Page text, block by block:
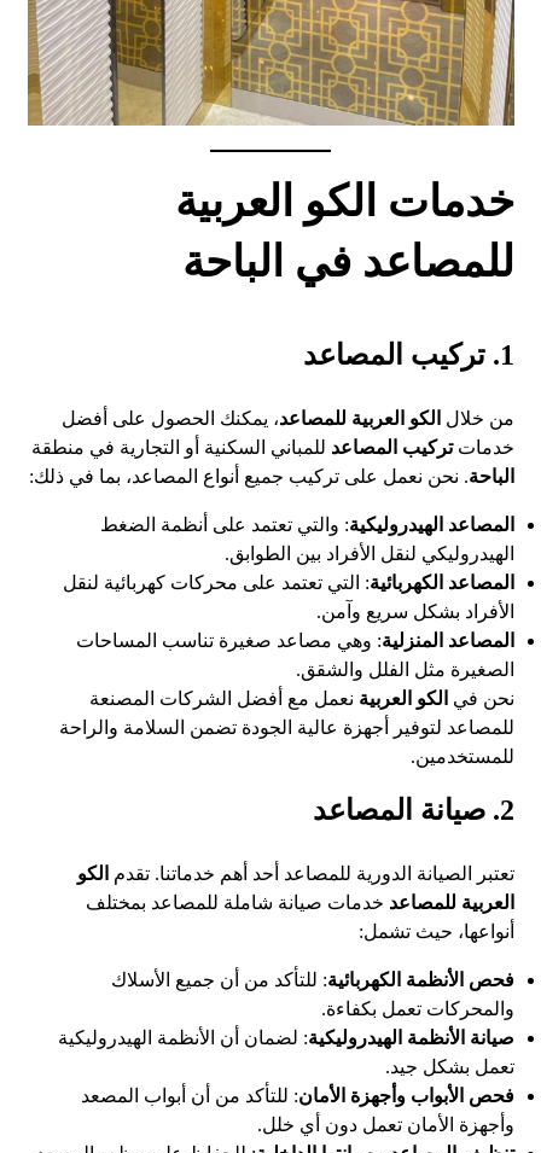
خدمات الكو العربية
للمصاعد في الباحة
1. تركيب المصاعد
من خلال الكو العربية للمصاعد، يمكنك الحصول على أفضل
خدماتتركيب المصاعد للمباني السكنية أو التجارية في منطقة
الباحة. نحن نعمل على تركيب جميع أنواع المصاعد، بما في ذلك:
المصاعد الهيدروليكية: والتي تعتمد على أنظمة الضغط
الهيدروليكي لنقل الأفراد بين الطوابق.
المصاعد الكهربائية: التي تعتمد على محركات كهربائية لنقل
الأفراد بشكل سريع وآمن.
المصاعد المنزلية: وهي مصاعد صغيرة تناسب المساحات
الصغيرة مثل الفلل والشقق.
نحن في الكو العربية نعمل مع أفضل الشركات المصنعة
للمصاعد لتوفير أجهزة عالية الجودة تضمن السلامة والراحة
للمستخدمين.
2. صيانة المصاعد
تعتبر الصيانة الدورية للمصاعد أحد أهم خدماتنا. تقدم الكو
العربية للمصاعد خدمات صيانة شاملة للمصاعد بمختلف
أنواعها، حيث تشمل:
فحص الأنظمة الكهربائية: للتأكد من أن جميع الأسلاك
والمحركات تعمل بكفاءة.
صيانة الأنظمة الهيدروليكية: لضمان أن الأنظمة الهيدروليكية
تعمل بشكل جيد.
فحص الأبواب وأجهزة الأمان: للتأكد من أن أبواب المصعد
وأجهزة الأمان تعمل دون أي خلل.